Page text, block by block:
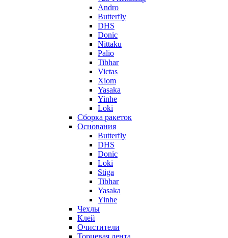
Andro
Butterfly
DHS
Donic
Nittaku
Palio
Tibhar
Victas
Xiom
Yasaka
Yinhe
Loki
Сборка ракеток
Основания
Butterfly
DHS
Donic
Loki
Stiga
Tibhar
Yasaka
Yinhe
Чехлы
Клей
Очистители
Торцевая лента